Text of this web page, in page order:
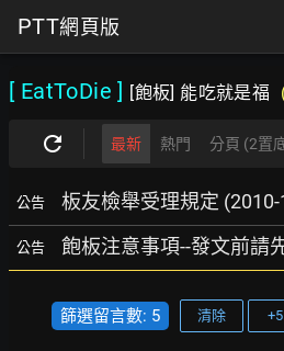
PTT網頁版
[ EatToDie ] [飽板] 能吃就是福
最新 熱門 分頁 (2置
公告 板友檢舉受理規定
公告 飽板注意事項--發文前請
篩選留言數: 5 清除 +5